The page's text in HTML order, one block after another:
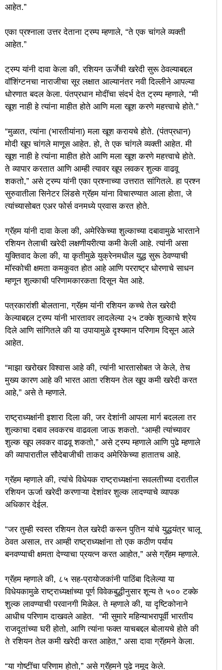
आहेत.”
एका प्रश्नाला उत्तर देताना ट्रम्प म्हणाले, “ते एक चांगले व्यक्ती
आहेत.”
ट्रम्प यांनी दावा केला की, रशियन ऊर्जेची खरेदी सुरू ठेवल्याबद्दल
वॉशिंग्टनचा नाराजीचा सूर लक्षात आल्यानंतर नवी दिल्लीने आपल्या
धोरणात बदल केला. पंतप्रधान मोदींचा संदर्भ देत ट्रम्प म्हणाले, “मी
खूश नाही हे त्यांना माहीत होते आणि मला खूश करणे महत्त्वाचे होते.”
“मुळात, त्यांना (भारतीयांना) मला खूश करायचे होते. (पंतप्रधान)
मोदी खूप चांगले माणूस आहेत. हो, ते एक चांगले व्यक्ती आहेत. मी
खूश नाही हे त्यांना माहीत होते आणि मला खूश करणे महत्त्वाचे होते.
ते व्यापार करतात आणि आम्ही त्यावर खूप लवकर शुल्क वाढवू
शकतो,” असे ट्रम्प यांनी एका प्रश्नाच्या उत्तरात सांगितले. हा प्रश्न
सुरुवातीला सिनेटर लिंडसे ग्रॅहम यांना विचारण्यात आला होता, जे
त्यांच्यासोबत एअर फोर्स वनमध्ये प्रवास करत होते.
ग्रॅहम यांनी दावा केला की, अमेरिकेच्या शुल्काच्या दबावामुळे भारताने
रशियन तेलाची खरेदी लक्षणीयरीत्या कमी केली आहे. त्यांनी असा
युक्तिवाद केला की, या कृतीमुळे युक्रेनमधील युद्ध सुरू ठेवण्याची
मॉस्कोची क्षमता कमकुवत होत आहे आणि परराष्ट्र धोरणाचे साधन
म्हणून शुल्काची परिणामकारकता दिसून येत आहे.
पत्रकारांशी बोलताना, ग्रॅहम यांनी रशियन कच्चे तेल खरेदी
केल्याबद्दल ट्रम्प यांनी भारतावर लादलेल्या २५ टक्के शुल्काचे श्रेय
दिले आणि सांगितले की या उपायामुळे दृश्यमान परिणाम दिसून आले
आहेत.
“माझा खरोखर विश्वास आहे की, त्यांनी भारतासोबत जे केले, तेच
मुख्य कारण आहे की भारत आता रशियन तेल खूप कमी खरेदी करत
आहे,” असे ते म्हणाले.
राष्ट्राध्यक्षांनी इशारा दिला की, जर देशांनी आपला मार्ग बदलला तर
शुल्काचा दबाव लवकरच वाढवला जाऊ शकतो. “आम्ही त्यांच्यावर
शुल्क खूप लवकर वाढवू शकतो,” असे ट्रम्प म्हणाले आणि पुढे म्हणाले
की व्यापारातील सौदेबाजीची ताकद अमेरिकेच्या हातातच आहे.
ग्रॅहम म्हणाले की, त्यांचे विधेयक राष्ट्राध्यक्षांना सवलतीच्या दरातील
रशियन ऊर्जा खरेदी करणाऱ्या देशांवर शुल्क लादण्याचे व्यापक
अधिकार देईल.
“जर तुम्ही स्वस्त रशियन तेल खरेदी करून पुतिन यांचे युद्धयंत्र चालू
ठेवत असाल, तर आम्ही राष्ट्राध्यक्षांना तो एक कठीण पर्याय
बनवण्याची क्षमता देण्याचा प्रयत्न करत आहोत,” असे ग्रॅहम म्हणाले.
ग्रॅहम म्हणाले की, ८५ सह-प्रायोजकांनी पाठिंबा दिलेल्या या
विधेयकामुळे राष्ट्राध्यक्षांच्या पूर्ण विवेकबुद्धीनुसार शून्य ते ५०० टक्के
शुल्क लावण्याची परवानगी मिळेल. ते म्हणाले की, या दृष्टिकोनाने
आधीच परिणाम दाखवले आहेत. “मी सुमारे महिन्याभरापूर्वी भारतीय
राजदूतांच्या घरी होतो, आणि त्यांना फक्त याचबद्दल बोलायचे होते की
ते रशियन तेल कमी खरेदी करत आहेत,” असा दावा ग्रॅहमने केला.
“या गोष्टींचा परिणाम होतो,” असे ग्रॅहमने पुढे नमूद केले.